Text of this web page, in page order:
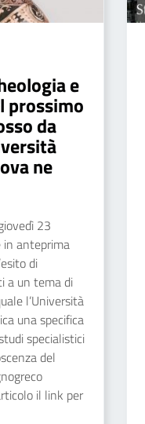
e
prossimo
da
ne
23
in anteprima
di
a un tema di
l’Università
una specifica
specialistici
del
il link per